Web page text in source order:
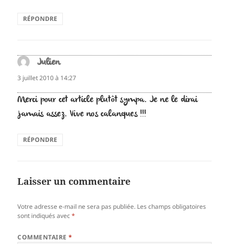
RÉPONDRE
Juliendit :
3 juillet 2010 à 14:27
Merci pour cet article plutôt sympa. Je ne le dirai
jamais assez. Vive nos calanques !!!
RÉPONDRE
Laisser un commentaire
Votre adresse e-mail ne sera pas publiée. Les champs obligatoires
sont indiqués avec*
COMMENTAIRE*